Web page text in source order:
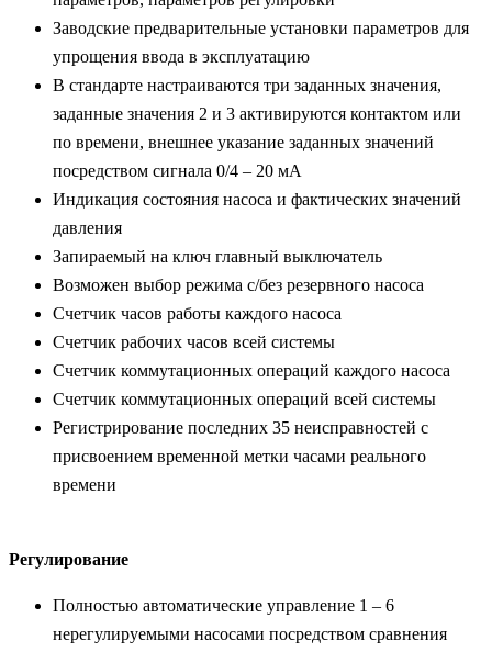
Заводские предварительные установки параметров для
упрощения ввода в эксплуатацию
В стандарте настраиваются три заданных значения,
заданные значения 2 и 3 активируются контактом или
по времени, внешнее указание заданных значений
посредством сигнала 0/4 – 20 мА
Индикация состояния насоса и фактических значений
давления
Запираемый на ключ главный выключатель
Возможен выбор режима с/без резервного насоса
Счетчик часов работы каждого насоса
Счетчик рабочих часов всей системы
Счетчик коммутационных операций каждого насоса
Счетчик коммутационных операций всей системы
Регистрирование последних 35 неисправностей с
присвоением временной метки часами реального
времени
Регулирование
Полностью автоматические управление 1 – 6
нерегулируемыми насосами посредством сравнения